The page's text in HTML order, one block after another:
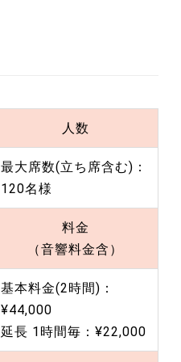
人数
最大席数(立ち席含む)：
120名様
料金
（音響料金含）
基本料金(2時間)：
¥44,000
延長 1時間毎：¥22,000